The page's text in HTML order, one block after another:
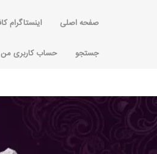
صفحه اصلی اینستاگرام
جستجو حساب کاربری من